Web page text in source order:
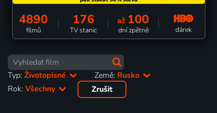
4890
filmů
176
TV stanic
až 100
dní zpětně dárek
Typ: Životopisné Země: Rusko
Rok: Všechny Zrušit